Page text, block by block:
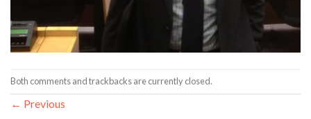
Both comments and trackbacks are currently closed.
← Previous